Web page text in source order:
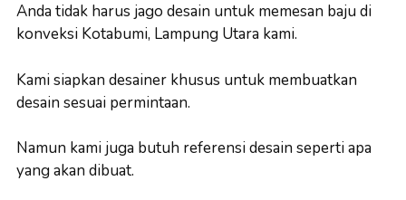
Anda tidak harus jago desain untuk memesan baju di
konveksi Kotabumi, Lampung Utara kami.
Kami siapkan desainer khusus untuk membuatkan
desain sesuai permintaan.
Namun kami juga butuh referensi desain seperti apa
yang akan dibuat.